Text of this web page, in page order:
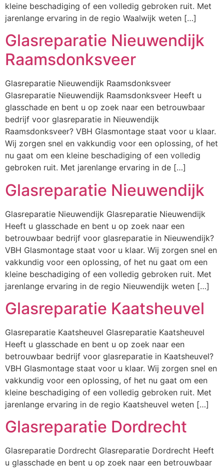
kleine beschadiging of een volledig gebroken ruit. Met
jarenlange ervaring in de regio Waalwijk weten […]
Glasreparatie Nieuwendijk
Raamsdonksveer
Glasreparatie Nieuwendijk Raamsdonksveer
Glasreparatie Nieuwendijk Raamsdonksveer Heeft u
glasschade en bent u op zoek naar een betrouwbaar
bedrijf voor glasreparatie in Nieuwendijk
Raamsdonksveer? VBH Glasmontage staat voor u klaar.
Wij zorgen snel en vakkundig voor een oplossing, of het
nu gaat om een kleine beschadiging of een volledig
gebroken ruit. Met jarenlange ervaring in de […]
Glasreparatie Nieuwendijk
Glasreparatie Nieuwendijk Glasreparatie Nieuwendijk
Heeft u glasschade en bent u op zoek naar een
betrouwbaar bedrijf voor glasreparatie in Nieuwendijk?
VBH Glasmontage staat voor u klaar. Wij zorgen snel en
vakkundig voor een oplossing, of het nu gaat om een
kleine beschadiging of een volledig gebroken ruit. Met
jarenlange ervaring in de regio Nieuwendijk weten […]
Glasreparatie Kaatsheuvel
Glasreparatie Kaatsheuvel Glasreparatie Kaatsheuvel
Heeft u glasschade en bent u op zoek naar een
betrouwbaar bedrijf voor glasreparatie in Kaatsheuvel?
VBH Glasmontage staat voor u klaar. Wij zorgen snel en
vakkundig voor een oplossing, of het nu gaat om een
kleine beschadiging of een volledig gebroken ruit. Met
jarenlange ervaring in de regio Kaatsheuvel weten […]
Glasreparatie Dordrecht
Glasreparatie Dordrecht Glasreparatie Dordrecht Heeft
u glasschade en bent u op zoek naar een betrouwbaar